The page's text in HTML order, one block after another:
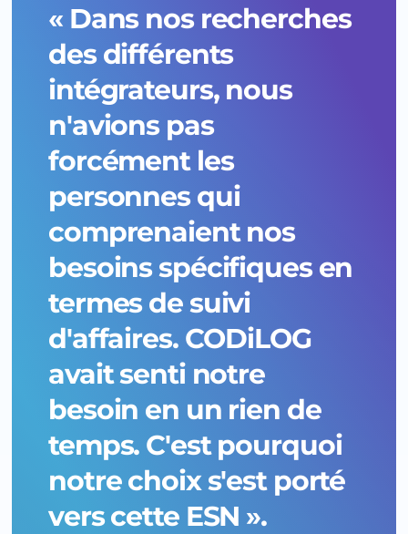
« Dans nos recherches
des différents
intégrateurs, nous
n'avions pas
forcément les
personnes qui
comprenaient nos
besoins spécifiques en
termes de suivi
d'affaires. CODiLOG
avait senti notre
besoin en un rien de
temps. C'est pourquoi
notre choix s'est porté
vers cette ESN ».